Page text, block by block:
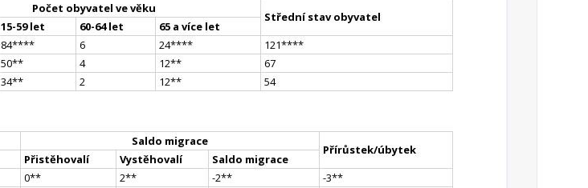
Počet obyvatel ve věku
Střední stav obyvatel
15-59 let 60-64 let
65 a více let
84**** 6 24**** 121****
50** 4 12**
67
34** 2 12**
54
Saldo migrace
Přírůstek/úbytek
Přistěhovalí Vystěhovalí
Saldo migrace
0** 2** -2** -3**